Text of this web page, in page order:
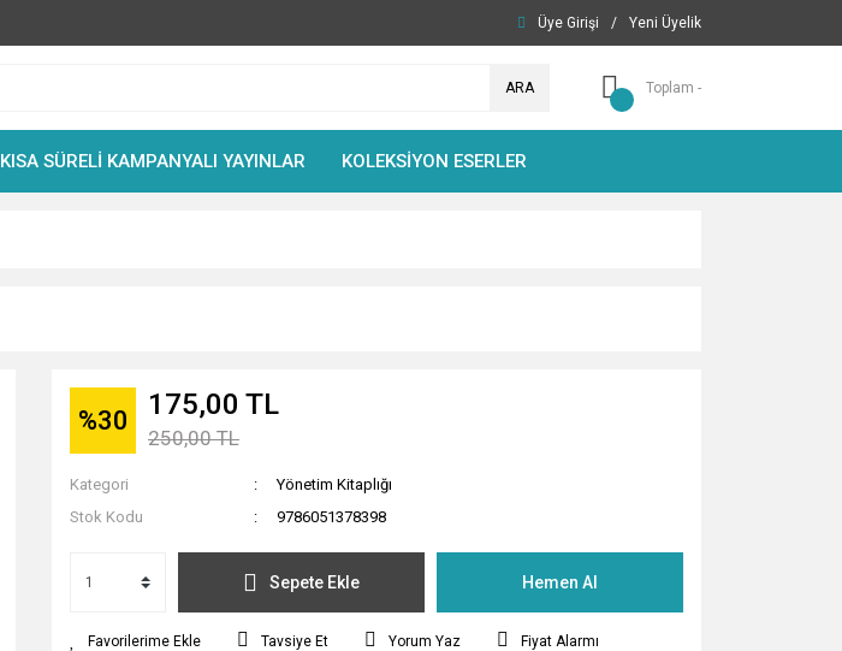
Üye Girişi / Yeni Üyelik
ARA Toplam -
KISA SÜRELİ KAMPANYALI YAYINLAR KOLEKSİYON ESERLER
%30 175,00 TL
250,00 TL
Kategori
Yönetim Kitaplığı
Stok Kodu
9786051378398
Sepete Ekle Hemen Al
Tavsiye Et Yorum Yaz Fiyat Alarmı